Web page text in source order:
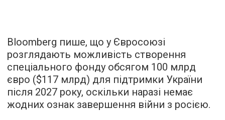
Bloomberg пише, що у Євросоюзі
розглядають можливість створення
спеціального фонду обсягом 100 млрд
євро ($117 млрд) для підтримки України
після 2027 року, оскільки наразі немає
жодних ознак завершення війни з росією.